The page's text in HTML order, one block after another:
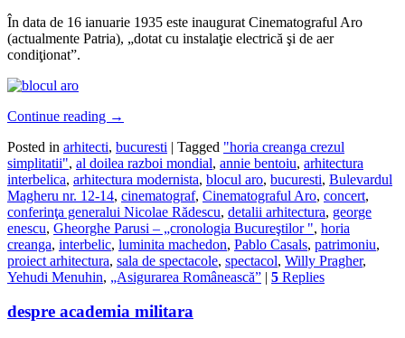
În data de 16 ianuarie 1935 este inaugurat Cinematograful Aro
(actualmente Patria), „dotat cu instalaţie electrică şi de aer
condiţionat”.
Continue reading →
Posted in arhitecti, bucuresti | Tagged "horia creanga crezul
simplitatii", al doilea razboi mondial, annie bentoiu, arhitectura
interbelica, arhitectura modernista, blocul aro, bucuresti, Bulevardul
Magheru nr. 12-14, cinematograf, Cinematograful Aro, concert,
conferinţa generalui Nicolae Rădescu, detalii arhitectura, george
enescu, Gheorghe Parusi – „cronologia Bucureştilor ", horia
creanga, interbelic, luminita machedon, Pablo Casals, patrimoniu,
proiect arhitectura, sala de spectacole, spectacol, Willy Pragher,
Yehudi Menuhin, „Asigurarea Românească” | 5 Replies
despre academia militara